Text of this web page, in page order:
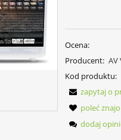
Ocena:
Producent: AV
Kod produktu:
zapytaj o
poleć
dodaj